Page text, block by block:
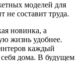
моделей для
не составит труда.
новинка, а
жизнь удобнее.
каждый
дома. В будущем